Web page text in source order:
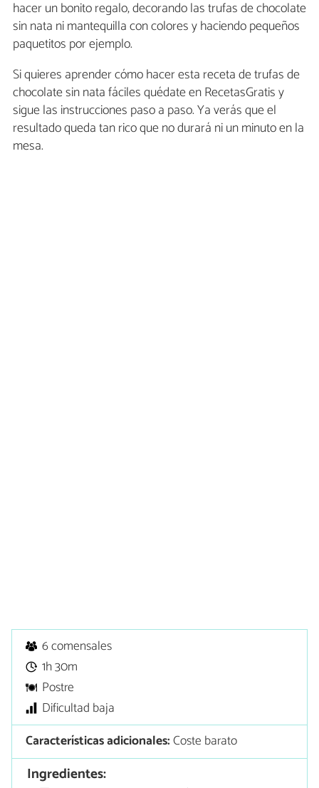
hacer un bonito regalo, decorando las trufas de chocolate
sin nata ni mantequilla con colores y haciendo pequeños
paquetitos por ejemplo.
Si quieres aprender cómo hacer esta receta de trufas de
chocolate sin nata fáciles quédate en RecetasGratis y
sigue las instrucciones paso a paso. Ya verás que el
resultado queda tan rico que no durará ni un minuto en la
mesa.
6 comensales
1h 30m
Postre
Dificultad baja
Características adicionales:Coste barato
Ingredientes: